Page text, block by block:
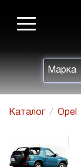
Каталог Opel